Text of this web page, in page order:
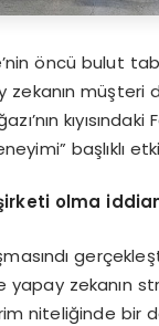
öncü bulut
müşteri
başlıklı
olma
yapay zekanın
niteliğinde bir